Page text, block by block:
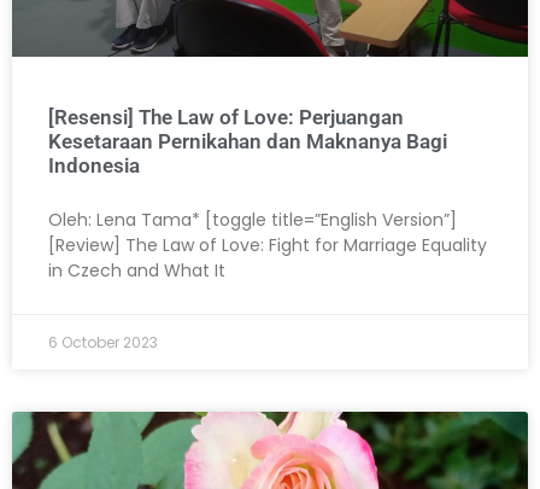
[Resensi] The Law of Love: Perjuangan
Kesetaraan Pernikahan dan Maknanya Bagi
Indonesia
Oleh: Lena Tama* [toggle title=”English Version”]
[Review] The Law of Love: Fight for Marriage Equality
in Czech and What It
6 October 2023